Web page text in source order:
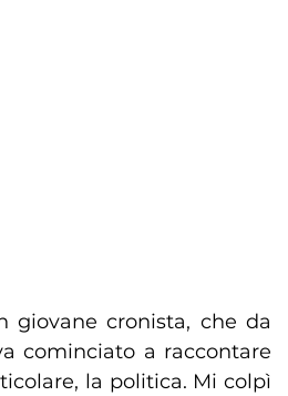
giovane cronista, che da
cominciato a raccontare
la politica. Mi colpì